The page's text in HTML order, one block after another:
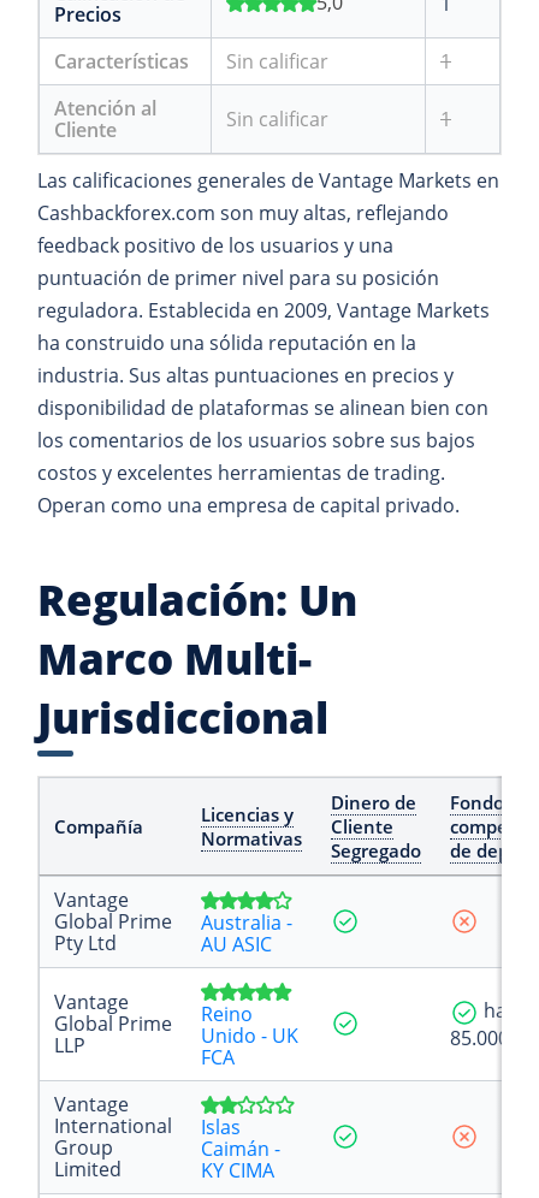
Precios
Características Sin calificar
1
Atención al
Cliente
Sin calificar 1
Las calificaciones generales de Vantage Markets en
Cashbackforex.com son muy altas, reflejando
feedback positivo de los usuarios y una
puntuación de primer nivel para su posición
reguladora. Establecida en 2009, Vantage Markets
ha construido una sólida reputación en la
industria. Sus altas puntuaciones en precios y
disponibilidad de plataformas se alinean bien con
los comentarios de los usuarios sobre sus bajos
costos y excelentes herramientas de trading.
Operan como una empresa de capital privado.
Regulación: Un
Marco Multi-
Jurisdiccional
Compañía
Licencias y
Normativas
Dinero de
Cliente
Segregado
Fondo de
de
Vantage
Global Prime
Pty Ltd
Australia -
AU ASIC
Vantage
Global Prime
LLP
Reino
Unido - UK
FCA
hasta
85.000 £
Vantage
International
Group
Limited
Islas
Caimán -
KY CIMA